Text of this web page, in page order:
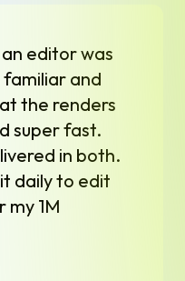
editor was
and
the renders
super fast.
in both.
daily to edit
my 1M